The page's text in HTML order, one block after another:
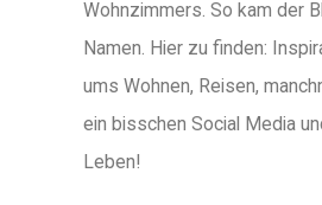
Wohnzimmers. So kam der
Namen. Hier zu finden:
ums Wohnen, Reisen,
ein bisschen Social Media
Leben!